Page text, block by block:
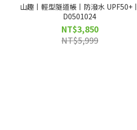
山趣丨輕型隧道帳丨防潑水 UPF50+丨
D0501024
NT$3,850
NT$5,999